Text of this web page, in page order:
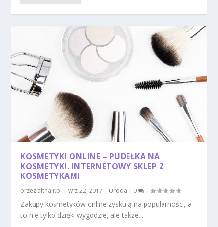
KOSMETYKI ONLINE – PUDEŁKA NA
KOSMETYKI. INTERNETOWY SKLEP Z
KOSMETYKAMI
przez althair.pl |wrz 22, 2017 | Uroda | 0 |
Zakupy kosmetyków online zyskują na popularności, a
to nie tylko dzięki wygodzie, ale także...